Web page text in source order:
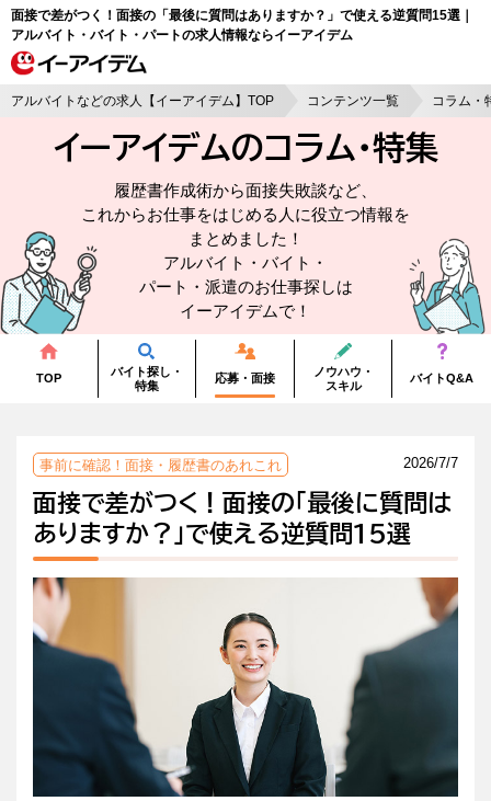
面接で差がつく！面接の「最後に質問はありますか？」で使える逆質問15選｜
アルバイト・バイト・パートの求人情報ならイーアイデム
アルバイトなどの求人【イーアイデム】TOP コンテンツ一覧 コラム・
イーアイデムのコラム・特集
履歴書作成術から面接失敗談など、
これからお仕事をはじめる人に役立つ情報を
まとめました！
アルバイト・バイト・
パート・派遣のお仕事探しは
イーアイデムで！
TOP
バイト探し・
特集
応募・面接
ノウハウ・
スキル
バイトQ&A
事前に確認！面接・履歴書のあれこれ 2026/7/7
面接で差がつく！面接の「最後に質問は
ありますか？」で使える逆質問15選